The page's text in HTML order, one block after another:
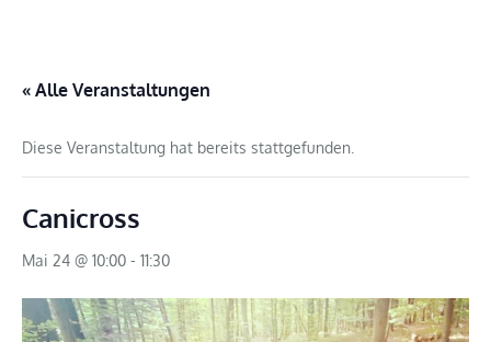
« Alle Veranstaltungen
Diese Veranstaltung hat bereits stattgefunden.
Canicross
Mai 24 @ 10:00 - 11:30